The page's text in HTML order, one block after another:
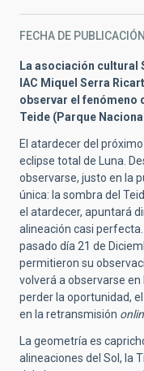
FECHA DE PUBLICACIÓN
La asociación cultural
IAC Miquel Serra
observar el fenómeno
Teide (Parque
El atardecer del
eclipse total de Luna.
observarse, justo en la
única: la sombra del
el atardecer, apuntará
alineación casi
pasado día 21 de
permitieron su
volverá a observarse en
perder la oportunidad,
en la retransmisión
La geometría es
alineaciones del Sol, la